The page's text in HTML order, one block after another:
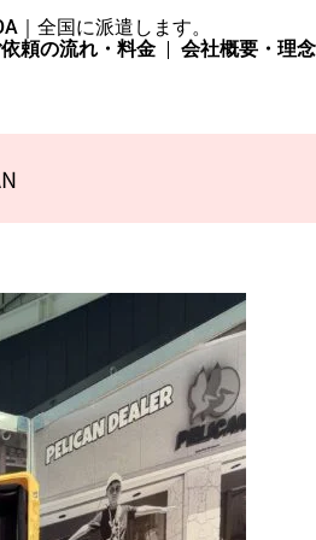
｜全国に派遣します。
頼の流れ・料金 会社概要・理念